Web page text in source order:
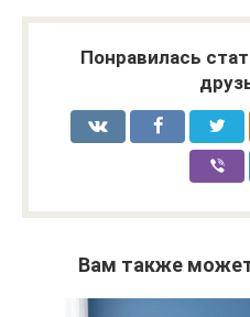
Понравилась
Вам также